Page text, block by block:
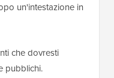
un'intestazione in
che dovresti
pubblichi.